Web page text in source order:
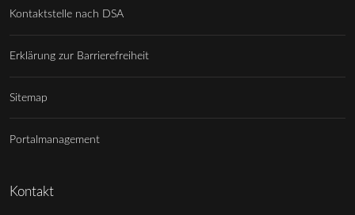
Kontaktstelle nach DSA
Erklärung zur Barrierefreiheit
Sitemap
Portalmanagement
Kontakt